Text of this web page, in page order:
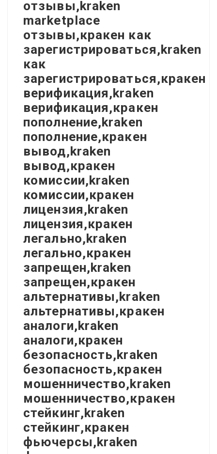
отзывы,kraken
marketplace
отзывы,кракен как
зарегистрироваться,kraken
как
зарегистрироваться,кракен
верификация,kraken
верификация,кракен
пополнение,kraken
пополнение,кракен
вывод,kraken
вывод,кракен
комиссии,kraken
комиссии,кракен
лицензия,kraken
лицензия,кракен
легально,kraken
легально,кракен
запрещен,kraken
запрещен,кракен
альтернативы,kraken
альтернативы,кракен
аналоги,kraken
аналоги,кракен
безопасность,kraken
безопасность,кракен
мошенничество,kraken
мошенничество,кракен
стейкинг,kraken
стейкинг,кракен
фьючерсы,kraken